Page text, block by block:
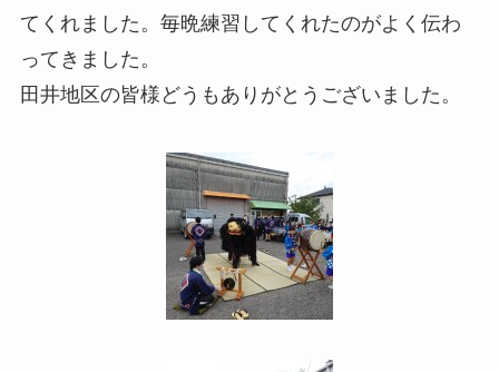
てくれました。毎晩練習してくれたのがよく伝わ
ってきました。
田井地区の皆様どうもありがとうございました。